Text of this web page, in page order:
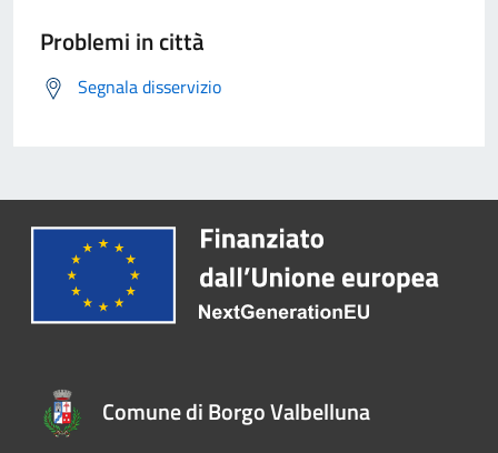
Problemi in città
Segnala disservizio
Comune di Borgo Valbelluna